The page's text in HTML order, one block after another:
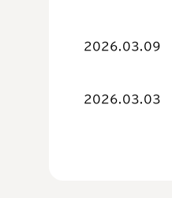
2026.03.09
2026.03.03